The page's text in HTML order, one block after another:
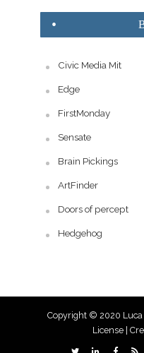
Civic Media Mit
Edge
FirstMonday
Sensate
Brain Pickings
ArtFinder
Doors of percept
Hedgehog
Copyright © 2020 Luca
License |